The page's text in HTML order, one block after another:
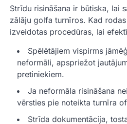
Strīdu risināšana ir būtiska, lai
zālāju golfa turnīros. Kad
izveidotas procedūras, lai
Spēlētājiem vispirms
neformāli, apspriežot
pretiniekiem.
Ja neformāla risināšana
vērsties pie noteikta turnīra
Strīda dokumentācija,